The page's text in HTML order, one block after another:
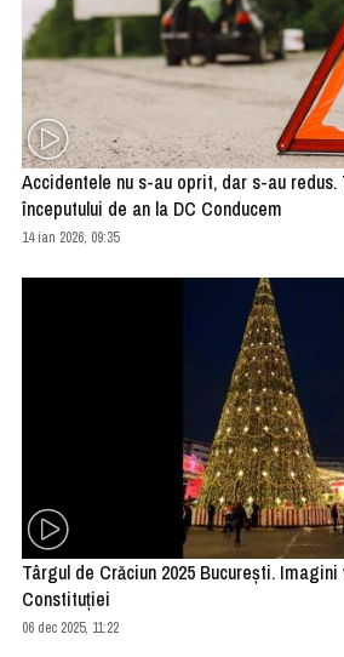
Accidentele nu s-au oprit, dar s-au redus.
începutului de an la DC Conducem
14 ian 2026, 09:35
Târgul de Crăciun 2025 Bucureşti.
Constituţiei
06 dec 2025, 11:22